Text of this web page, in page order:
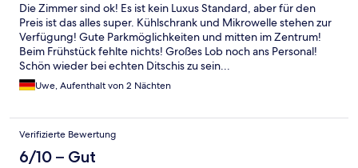
Die Zimmer sind ok! Es ist kein Luxus Standard, aber für den
Preis ist das alles super. Kühlschrank und Mikrowelle stehen zur
Verfügung! Gute Parkmöglichkeiten und mitten im Zentrum!
Beim Frühstück fehlte nichts! Großes Lob noch ans Personal!
Schön wieder bei echten Ditschis zu sein...
Uwe, Aufenthalt von 2 Nächten
Verifizierte Bewertung
6/10 – Gut